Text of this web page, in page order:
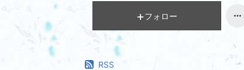
フォロー
RSS